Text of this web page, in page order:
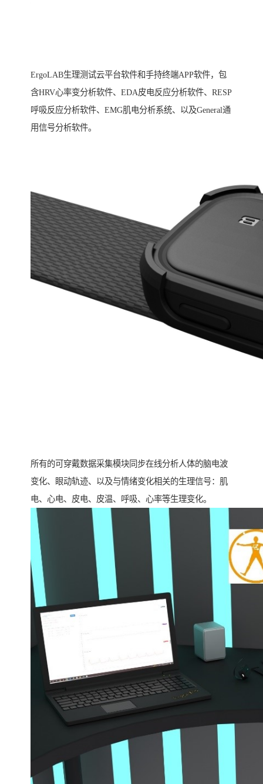
ErgoLAB生理测试云平台软件和手持终端APP软件，包
含HRV心率变分析软件、EDA皮电反应分析软件、RESP
呼吸反应分析软件、EMG肌电分析系统、以及General通
用信号分析软件。
所有的可穿戴数据采集模块同步在线分析人体的脑电波
变化、眼动轨迹、以及与情绪变化相关的生理信号：肌
电、心电、皮电、皮温、呼吸、心率等生理变化。